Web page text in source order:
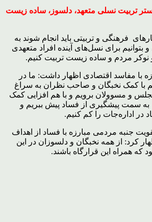
تربیت نسلی متعهد، دلسوز، ساده زیست
فرهنگی و تربیتی باید انجام شوند به
بتوانیم برای نسل‌های آینده افراد متعهدی
نوکر مردم و ساده زیست تربیت کنیم.
با مفاسد اقتصادی اظهار داشت: ما در
با کمک نخبگان و صاحب نظران به سراغ
مجلس و مسوولان برویم و با هم افزایی کمک
به سمت پیشگیری از فساد پیش ببریم و
در اداره‌جات را کم کنیم.
جنبه مردمی مبارزه با فساد از اهداف
کرد: از همه نخبگان و دلسوزان در این
همراه این قرارگاه باشند.